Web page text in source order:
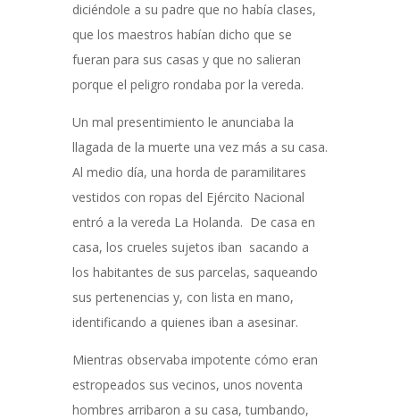
diciéndole a su padre que no había clases,
que los maestros habían dicho que se
fueran para sus casas y que no salieran
porque el peligro rondaba por la vereda.
Un mal presentimiento le anunciaba la
llagada de la muerte una vez más a su casa.
Al medio día, una horda de paramilitares
vestidos con ropas del Ejército Nacional
entró a la vereda La Holanda. De casa en
casa, los crueles sujetos iban sacando a
los habitantes de sus parcelas, saqueando
sus pertenencias y, con lista en mano,
identificando a quienes iban a asesinar.
Mientras observaba impotente cómo eran
estropeados sus vecinos, unos noventa
hombres arribaron a su casa, tumbando,